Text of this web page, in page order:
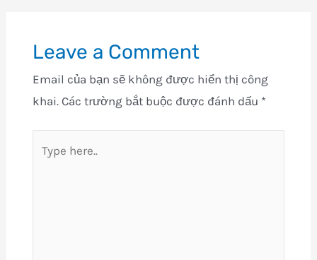
Leave a Comment
Email của bạn sẽ không được hiển thị công
khai. Các trường bắt buộc được đánh dấu *
here..